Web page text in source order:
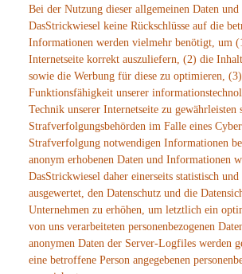
Bei der Nutzung dieser allgemeinen Daten
DasStrickwiesel keine Rückschlüsse auf die
Informationen werden vielmehr benötigt, um
Internetseite korrekt auszuliefern, (2) die
sowie die Werbung für diese zu optimieren,
Funktionsfähigkeit unserer
Technik unserer Internetseite zu gewährleisten
Strafverfolgungsbehörden im Falle eines
Strafverfolgung notwendigen Informationen
anonym erhobenen Daten und Informationen
DasStrickwiesel daher einerseits statistisch
ausgewertet, den Datenschutz und die
Unternehmen zu erhöhen, um letztlich ein
von uns verarbeiteten personenbezogenen
anonymen Daten der Server-Logfiles werden
eine betroffene Person angegebenen